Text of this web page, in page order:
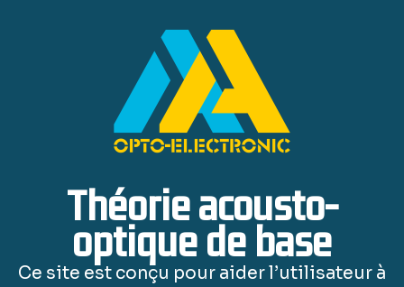
Théorie acousto-
optique de base
Ce site est conçu pour aider l’utilisateur à